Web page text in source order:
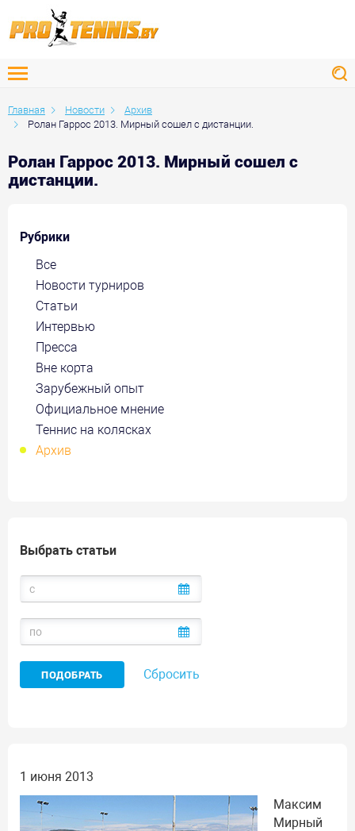
Главная Новости
Архив
Ролан Гаррос 2013. Мирный сошел с дистанции.
Ролан Гаррос 2013. Мирный сошел с
дистанции.
Рубрики
Все
Новости турниров
Статьи
Интервью
Пресса
Вне корта
Зарубежный опыт
Официальное мнение
Теннис на колясках
Архив
Выбрать статьи
Сбросить
1 июня 2013
Максим
Мирный